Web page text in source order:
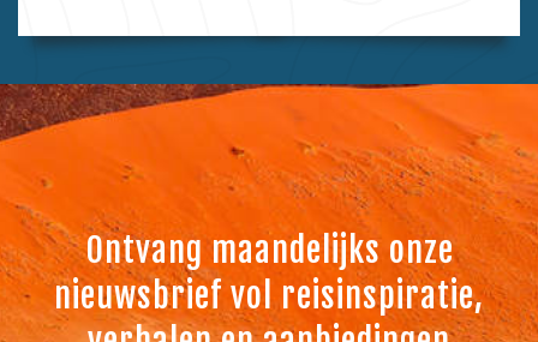
Ontvang maandelijks onze
nieuwsbrief vol reisinspiratie,